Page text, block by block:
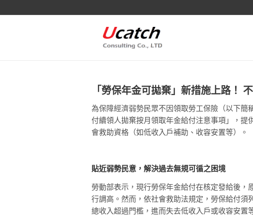
「勞保年金可拋棄」新措施上路！
為保障經濟弱勢民眾不因領取勞工保險（以下
付續領人拋棄按月領取年金給付注意事項」，
會救助資格（如低收入戶補助、收容安置等）。
貼近弱勢民意，解決過去無規可循之困境
勞動部表示，現行勞保年金給付在核定發給後
行調高。然而，依社會救助法規定，勞保給付
總收入超過門檻，進而失去低收入戶或收容安置